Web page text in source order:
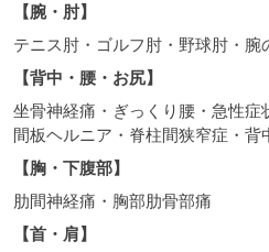
【腕・肘】
テニス肘・ゴルフ肘・野球肘・腕
【背中・腰・お尻】
坐骨神経痛・ぎっくり腰・急性
間板ヘルニア・脊柱間狭窄症・背
【胸・下腹部】
肋間神経痛・胸部肋骨部痛
【首・肩】